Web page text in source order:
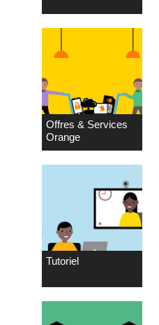
Offres & Services
Orange
Tutoriel